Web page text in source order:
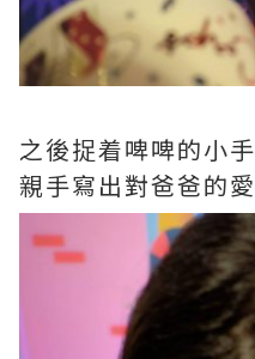
之後捉着啤啤的小手
親手寫出對爸爸的愛